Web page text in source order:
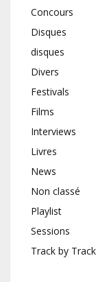
Concours
Disques
disques
Divers
Festivals
Films
Interviews
Livres
News
Non classé
Playlist
Sessions
Track by Track